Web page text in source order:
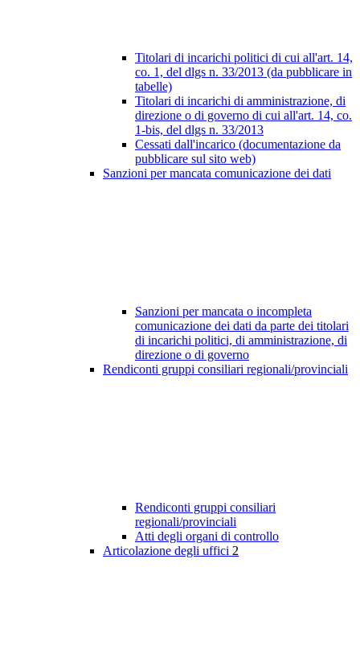
Titolari di incarichi politici di cui all'art. 14,
co. 1, del dlgs n. 33/2013 (da pubblicare in
tabelle)
Titolari di incarichi di amministrazione, di
direzione o di governo di cui all'art. 14, co.
1-bis, del dlgs n. 33/2013
Cessati dall'incarico (documentazione da
pubblicare sul sito web)
Sanzioni per mancata comunicazione dei dati
Sanzioni per mancata o incompleta
comunicazione dei dati da parte dei titolari
di incarichi politici, di amministrazione, di
direzione o di governo
Rendiconti gruppi consiliari regionali/provinciali
Rendiconti gruppi consiliari
regionali/provinciali
Atti degli organi di controllo
Articolazione degli uffici 2